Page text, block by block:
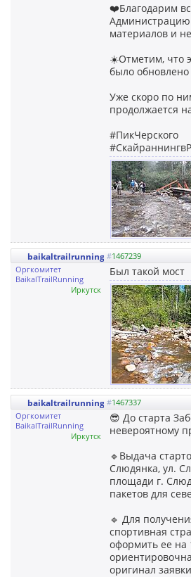
❤️Благодарим
Администрацию
материалов и
☀️Отметим, что
было обновлено
Уже скоро по
продолжается
#ПикЧерского
baikaltrailrunning #1467239
Оргкомитет
BaikalTrailRunning
Иркутск
Был такой мост
baikaltrailrunning #1467337
Оргкомитет
BaikalTrailRunning
Иркутск
😎 До старта
невероятному
🔹Выдача
Слюдянка, ул.
площади г.
пакетов для
🔹 Для
спортивная
оформить ее на
оригинал